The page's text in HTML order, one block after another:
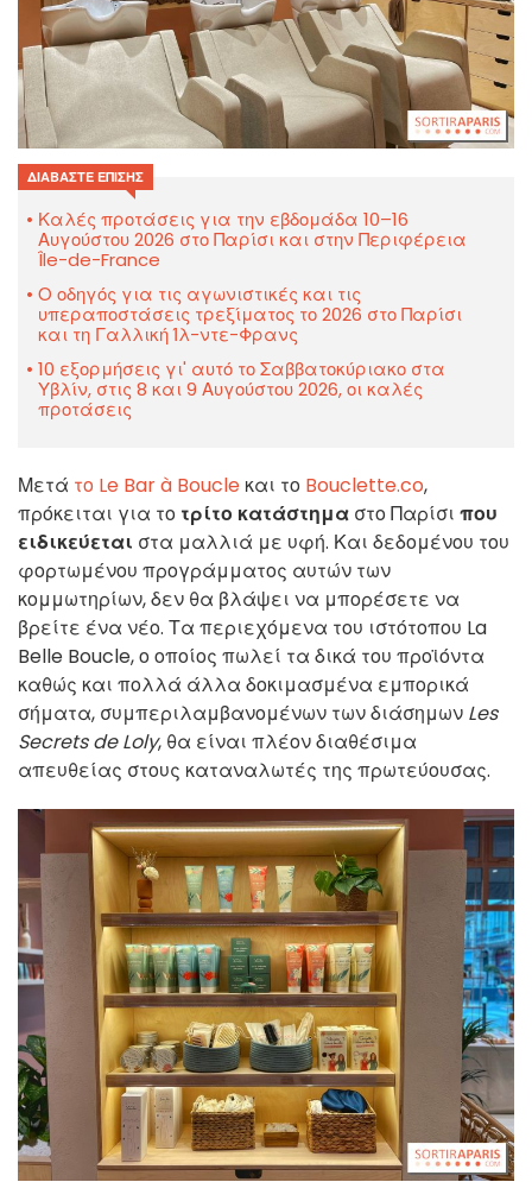
ΔΙΑΒΆΣΤΕ ΕΠΊΣΗΣ
Καλές προτάσεις για την εβδομάδα 10–16
Αυγούστου 2026 στο Παρίσι και στην Περιφέρεια
Île-de-France
Ο οδηγός για τις αγωνιστικές και τις
υπεραποστάσεις τρεξίματος το 2026 στο Παρίσι
και τη Γαλλική Ίλ-ντε-Φρανς
10 εξορμήσεις γι' αυτό το Σαββατοκύριακο στα
Υβλίν, στις 8 και 9 Αυγούστου 2026, οι καλές
προτάσεις
Μετά το Le Bar à Boucle και το Bouclette.co,
πρόκειται για το τρίτο κατάστημα στο Παρίσι που
ειδικεύεται στα μαλλιά με υφή. Και δεδομένου του
φορτωμένου προγράμματος αυτών των
κομμωτηρίων, δεν θα βλάψει να μπορέσετε να
βρείτε ένα νέο. Τα περιεχόμενα του ιστότοπου La
Belle Boucle, ο οποίος πωλεί τα δικά του προϊόντα
καθώς και πολλά άλλα δοκιμασμένα εμπορικά
σήματα, συμπεριλαμβανομένων των διάσημων Les
Secrets de Loly, θα είναι πλέον διαθέσιμα
απευθείας στους καταναλωτές της πρωτεύουσας.